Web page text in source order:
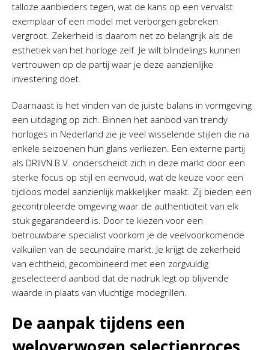
talloze aanbieders tegen, wat de kans op een vervalst
exemplaar of een model met verborgen gebreken
vergroot. Zekerheid is daarom net zo belangrijk als de
esthetiek van het horloge zelf. Je wilt blindelings kunnen
vertrouwen op de partij waar je deze aanzienlijke
investering doet.
Daarnaast is het vinden van de juiste balans in vormgeving
een uitdaging op zich. Binnen het aanbod van trendy
horloges in Nederland zie je veel wisselende stijlen die na
enkele seizoenen hun glans verliezen. Een externe partij
als DRIIVN B.V. onderscheidt zich in deze markt door een
sterke focus op stijl en eenvoud, wat de keuze voor een
tijdloos model aanzienlijk makkelijker maakt. Zij bieden een
gecontroleerde omgeving waar de authenticiteit van elk
stuk gegarandeerd is. Door te kiezen voor een
betrouwbare specialist voorkom je de veelvoorkomende
valkuilen van de secundaire markt. Je krijgt de zekerheid
van echtheid, gecombineerd met een zorgvuldig
geselecteerd aanbod dat de nadruk legt op blijvende
waarde in plaats van vluchtige modegrillen.
De aanpak tijdens een